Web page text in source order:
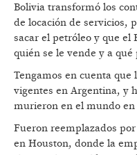
Bolivia transformó los
de locación de servicios,
sacar el petróleo y que el
quién se le vende y a qué
Tengamos en cuenta que
vigentes en Argentina, y
murieron en el mundo en
Fueron reemplazados
en Houston, donde la